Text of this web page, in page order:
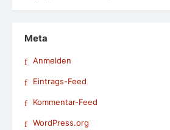
Meta
Anmelden
Eintrags-Feed
Kommentar-Feed
WordPress.org